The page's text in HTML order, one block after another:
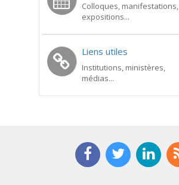
Colloques, manifestations,
expositions...
Liens utiles
Institutions, ministères,
médias...